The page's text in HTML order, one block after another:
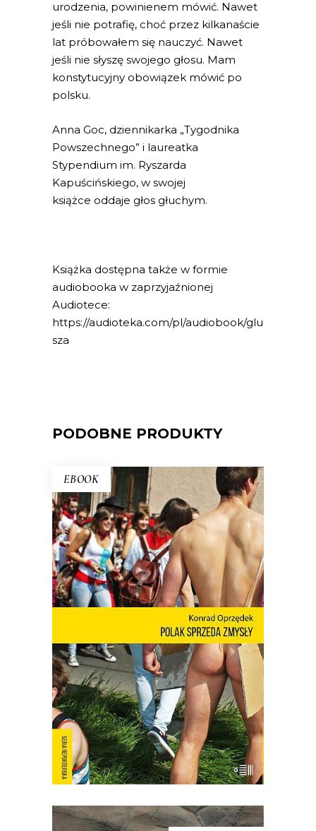
urodzenia, powinienem mówić. Nawet
jeśli nie potrafię, choć przez kilkanaście
lat próbowałem się nauczyć. Nawet
jeśli nie słyszę swojego głosu. Mam
konstytucyjny obowiązek mówić po
polsku.
Anna Goc, dziennikarka „Tygodnika
Powszechnego” i laureatka
Stypendium im. Ryszarda
Kapuścińskiego, w swojej
książce oddaje głos głuchym.
Książka dostępna także w formie
audiobooka w zaprzyjaźnionej
Audiotece:
https://audioteka.com/pl/audiobook/glu
sza
PODOBNE PRODUKTY
EBOOK
E-BOOK DO KOSZYKA
POLAK SPRZEDA ZMYSŁY
Nie ma o Polsce takich książek jak
debiut Konrada Oprzędka. Wariackich,
ale pogodnych. Smutnych, ale nie
przygnębiających. Ta błyskotliwa książka
pokazuje, kim są Polacy, kiedy nie
muszą być sobą.